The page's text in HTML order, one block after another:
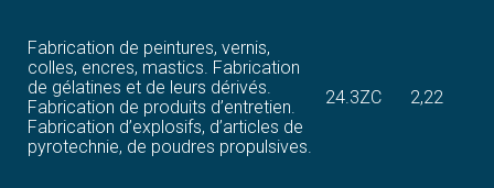
Fabrication de peintures, vernis,
colles, encres, mastics. Fabrication
de gélatines et de leurs dérivés.
Fabrication de produits d’entretien.
Fabrication d’explosifs, d’articles de
pyrotechnie, de poudres propulsives.
24.3ZC 2,22